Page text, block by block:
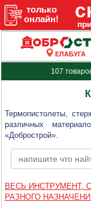
ЕЛАБУГА
107
Термопистолеты,
различных
«Добрострой».
ВЕСЬ ИНСТРУМЕНТ,
РАЗНОГО